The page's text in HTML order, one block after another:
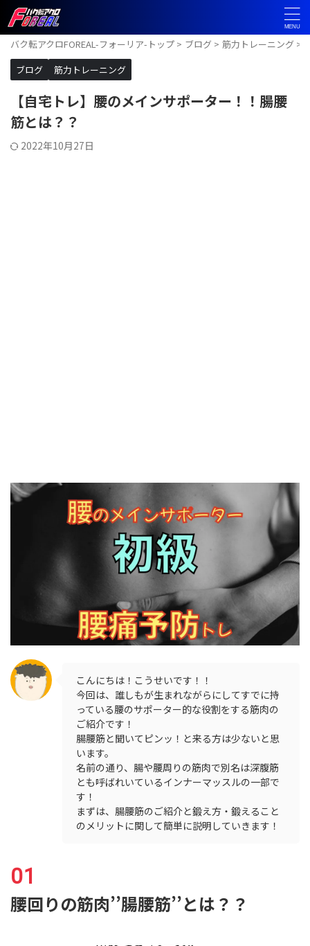
バク転アクロFOREAL-フォーリア-トップ > ブログ > 筋力トレーニング >
ブログ
筋力トレーニング
【自宅トレ】腰のメインサポーター！！腸腰
筋とは？？
2022年10月27日
こんにちは！こうせいです！！
今回は、誰しもが生まれながらにしてすでに持
っている腰のサポーター的な役割をする筋肉の
ご紹介です！
腸腰筋と聞いてピンッ！と来る方は少ないと思
います。
名前の通り、腸や腰周りの筋肉で別名は深腹筋
とも呼ばれいているインナーマッスルの一部で
す！
まずは、腸腰筋のご紹介と鍛え方・鍛えること
のメリットに関して簡単に説明していきます！
腰回りの筋肉’’腸腰筋’’とは？？